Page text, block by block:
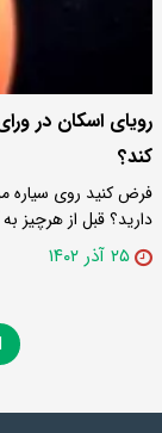
رویای اسکان در
کند؟
فرض کنید روی سیاره
دارید؟ قبل از هرچیز به
۲۵ آذر ۱۴۰۲